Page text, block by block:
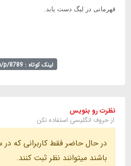
قهرمانی در لیگ دست یابد.
لینک کوتاه : https://arteshesorkh.com/p/8789
نظرت رو بنویس
از حروف انگلیسی استفاده نکن
در حال حاضر فقط کاربرانی که
باشند میتوانند نظر ثبت کنند.